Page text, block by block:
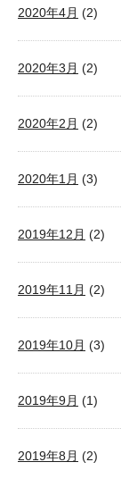
2020年4月 (2)
2020年3月 (2)
2020年2月 (2)
2020年1月 (3)
2019年12月 (2)
2019年11月 (2)
2019年10月 (3)
2019年9月 (1)
2019年8月 (2)